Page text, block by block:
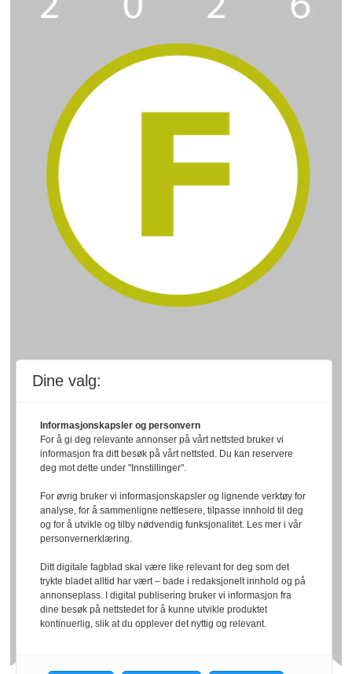
Dine valg:
Informasjonskapsler og personvern
For å gi deg relevante annonser på vårt nettsted bruker vi
informasjon fra ditt besøk på vårt nettsted. Du kan reservere
deg mot dette under "Innstillinger".
For øvrig bruker vi informasjonskapsler og lignende verktøy for
analyse, for å sammenligne nettlesere, tilpasse innhold til deg
og for å utvikle og tilby nødvendig funksjonalitet. Les mer i vår
personvernerklæring.
Ditt digitale fagblad skal være like relevant for deg som det
trykte bladet alltid har vært – bade i redaksjonelt innhold og på
annonseplass. I digital publisering bruker vi informasjon fra
dine besøk på nettstedet for å kunne utvikle produktet
kontinuerlig, slik at du opplever det nyttig og relevant.